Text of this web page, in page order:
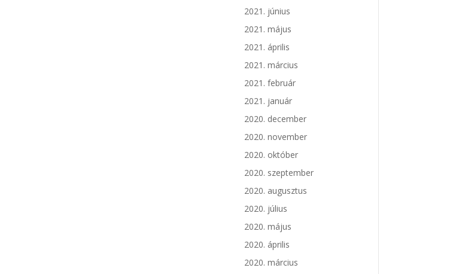
2021. június
2021. május
2021. április
2021. március
2021. február
2021. január
2020. december
2020. november
2020. október
2020. szeptember
2020. augusztus
2020. július
2020. május
2020. április
2020. március